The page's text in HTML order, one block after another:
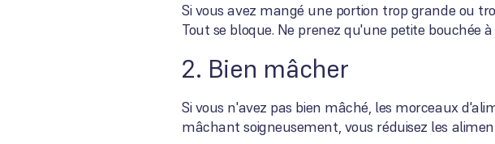
Si vous avez mangé une portion trop grande ou
Tout se bloque. Ne prenez qu'une petite bouchée
2. Bien mâcher
Si vous n'avez pas bien mâché, les morceaux
mâchant soigneusement, vous réduisez les